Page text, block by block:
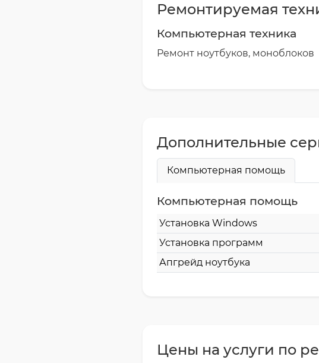
Ремонтируемая
Компьютерная техника
Ремонт ноутбуков, моноблоков
Дополнительные
Компьютерная помощь
Компьютерная помощь
Установка Windows
Установка программ
Апгрейд ноутбука
Цены на услуги по